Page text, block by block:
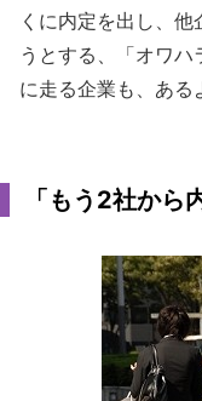
くに内定を出し、
うとする、「オワ
に走る企業も、ある
「もう2社から